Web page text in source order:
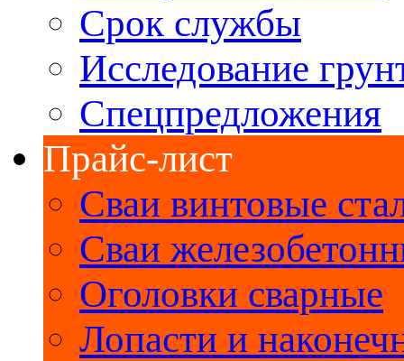
Срок службы
Исследование
Спецпредложения
Прайс-лист
Сваи винтовые
Сваи
Оголовки сварные
Лопасти и